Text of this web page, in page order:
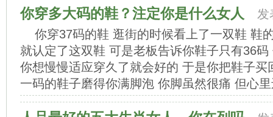
你穿多大码的鞋？注定你是什么女人
发
你穿37码的鞋 逛街的时候看上了一双鞋 鞋
就认定了这双鞋 可是老板告诉你鞋子只有36
你想慢慢适应穿久了就会好的 于是你把鞋子
一码的鞋子磨得你满脚泡 你脚虽然很痛 但心